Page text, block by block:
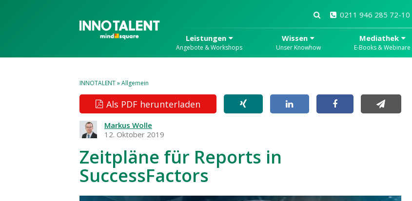
0211 946 285 72-10
Leistungen
Angebote & Workshops
Wissen
Unser Knowhow
Mediathek
E-Books & Webinare
INNOTALENT»Allgemein
Als PDF herunterladen
Markus Wolle
12. Oktober 2019
Zeitpläne für Reports in
SuccessFactors